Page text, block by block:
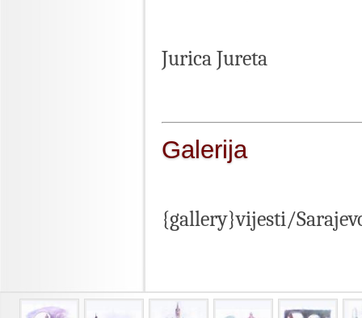
Jurica Jureta
Galerija
{gallery}vijesti/